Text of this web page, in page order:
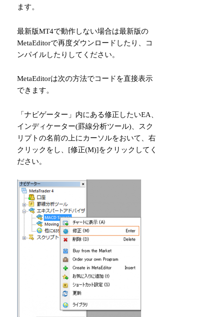
ます。
最新版MT4で動作しない場合は最新版の
MetaEditorで再度ダウンロードしたり、コ
ンパイルしたりしてください。
MetaEditorは次の方法でコードを直接表示
できます。
「ナビゲーター」内にある修正したいEA、
インディケーター(罫線分析ツール)、スク
リプトの名前の上にカーソルをおいて、右
クリックをし、[修正(M)]をクリックしてく
ださい。